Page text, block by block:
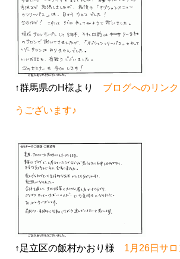
↑群馬県のH様より ブログへのリン
うございます♪
↑足立区の飯村かおり様 1月26日サ